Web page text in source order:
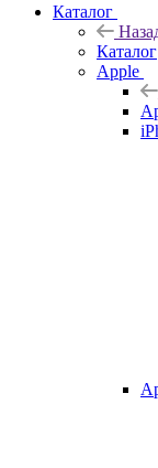
Каталог
Каталог
Apple